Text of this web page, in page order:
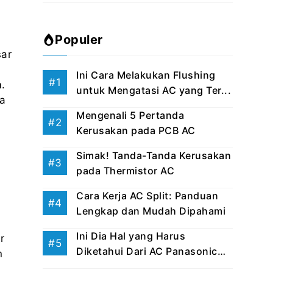
Populer
Ini Cara Melakukan Flushing
untuk Mengatasi AC yang Ter...
Mengenali 5 Pertanda
Kerusakan pada PCB AC
Simak! Tanda-Tanda Kerusakan
pada Thermistor AC
Cara Kerja AC Split: Panduan
Lengkap dan Mudah Dipahami
Ini Dia Hal yang Harus
Diketahui Dari AC Panasonic